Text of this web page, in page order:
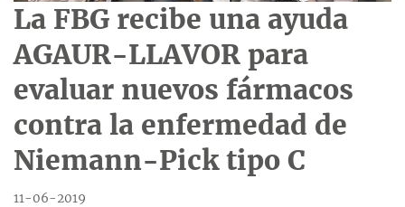
La FBG recibe una ayuda
AGAUR-LLAVOR para
evaluar nuevos fármacos
contra la enfermedad de
Niemann-Pick tipo C
11-06-2019